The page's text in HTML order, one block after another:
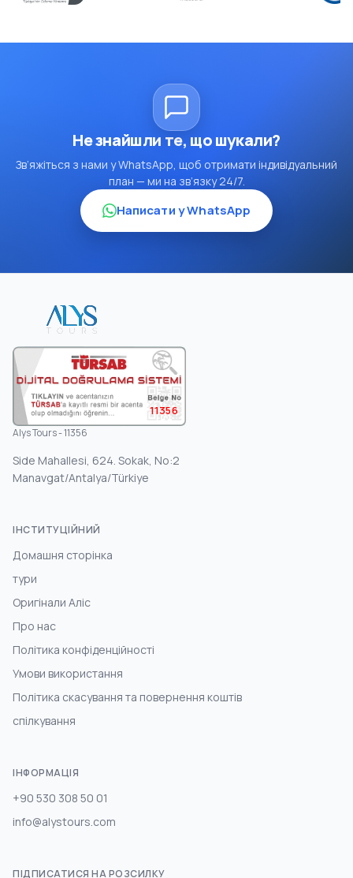
Не знайшли те, що шукали?
Зв’яжіться з нами у WhatsApp, щоб отримати індивідуальний
план — ми на зв’язку 24/7.
Написати у WhatsApp
11356
Alys Tours - 11356
Side Mahallesi, 624. Sokak, No:2
Manavgat/Antalya/Türkiye
ІНСТИТУЦІЙНИЙ
Домашня сторінка
тури
Оригінали Аліс
Про нас
Політика конфіденційності
Умови використання
Політика скасування та повернення коштів
спілкування
ІНФОРМАЦІЯ
+90 530 308 50 01
info@alystours.com
ПІДПИСАТИСЯ НА РОЗСИЛКУ